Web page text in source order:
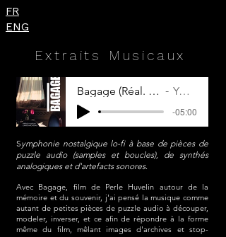
FR
ENG
Extraits Musicaux
Bagage (Réal. Perle Huvelin) - 2026 Yohna Saïdé
-05:00
Symphonie nostalgique lo-fi à base de pièces de
puzzle audio (samples et boucles), de synthés
analogiques et d'artefacts sonores.​
Avec Bagage, film de Perle Huvelin autour de la
mémoire et du souvenir, j'ai pensé la musique comme
autant de petites pièces de puzzle audio à découper,
modeler, inverser, et ce afin de répondre à la forme
même du film, mêlant images d'archives et stop-